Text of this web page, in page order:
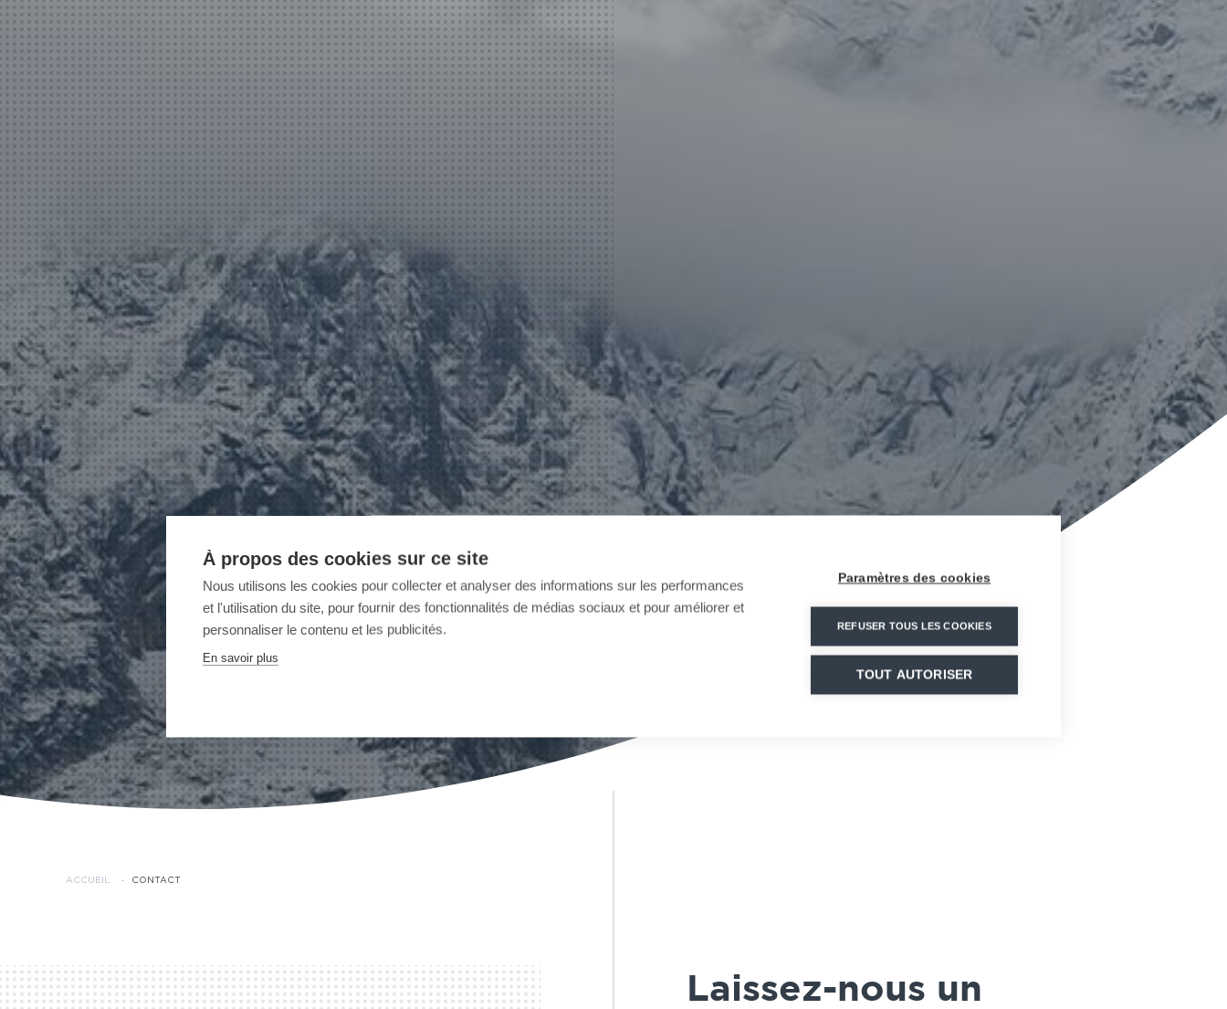
ACCUEIL · CONTACT
Laissez-nous un
À propos des cookies sur ce site
Nous utilisons les cookies pour collecter et analyser des informations sur les performances
et l'utilisation du site, pour fournir des fonctionnalités de médias sociaux et pour améliorer et
personnaliser le contenu et les publicités.
En savoir plus
Paramètres des cookies
REFUSER TOUS LES COOKIES
TOUT AUTORISER